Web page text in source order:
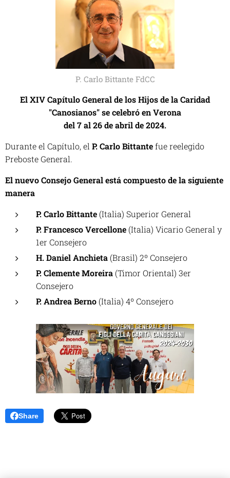
P. Carlo Bittante FdCC
El XIV Capítulo General de los Hijos de la Caridad
"Canosianos" se celebró en Verona
del 7 al 26 de abril de 2024.
Durante el Capítulo, el P. Carlo Bittantefue reelegido
Preboste General.
El nuevo Consejo General está compuesto de la siguiente
manera
P. Carlo Bittante(Italia) Superior General
P. Francesco Vercellone(Italia) Vicario General y
1er Consejero
H. Daniel Anchieta(Brasil) 2º Consejero
P. Clemente Moreira(Timor Oriental) 3er
Consejero
P. Andrea Berno(Italia) 4º Consejero
Share